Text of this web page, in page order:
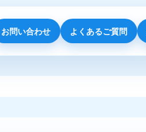
お問い合わせ よくあるご質問